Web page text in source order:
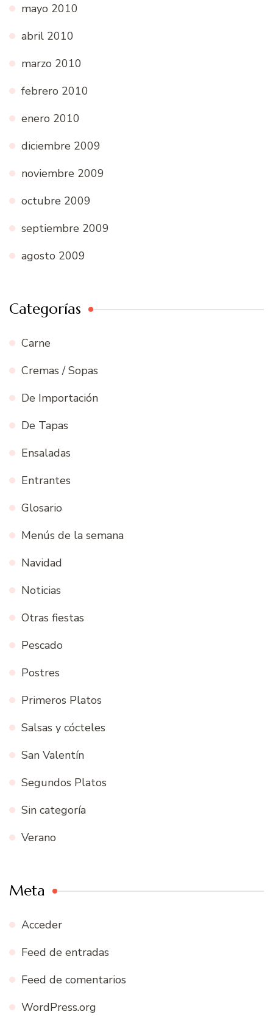
mayo 2010
abril 2010
marzo 2010
febrero 2010
enero 2010
diciembre 2009
noviembre 2009
octubre 2009
septiembre 2009
agosto 2009
Categorías
Carne
Cremas / Sopas
De Importación
De Tapas
Ensaladas
Entrantes
Glosario
Menús de la semana
Navidad
Noticias
Otras fiestas
Pescado
Postres
Primeros Platos
Salsas y cócteles
San Valentín
Segundos Platos
Sin categoría
Verano
Meta
Acceder
Feed de entradas
Feed de comentarios
WordPress.org